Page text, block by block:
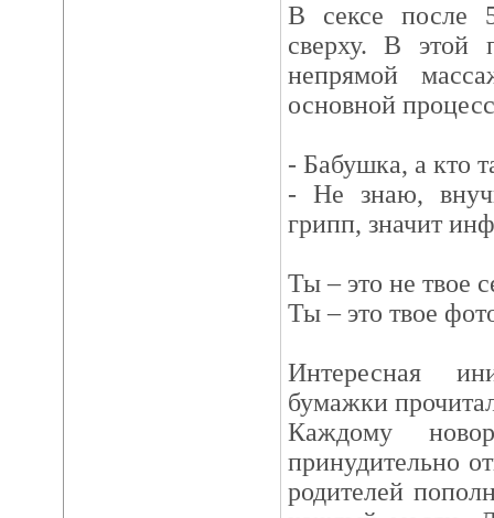
В сексе после
сверху. В этой
непрямой
основной
- Бабушка, а кто
- Не знаю,
грипп, значит
Ты – это не твое
Ты – это твое
Интересная
бумажки
Каждому
принудительно
родителей